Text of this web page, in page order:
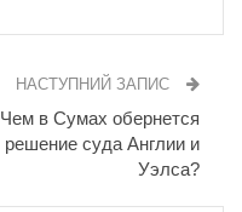
НАСТУПНИЙ ЗАПИС
Чем в Сумах обернется
решение суда Англии и
Уэлса?